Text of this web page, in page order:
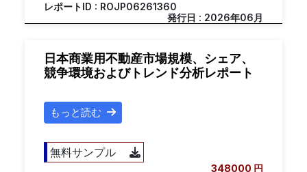
レポートID : ROJP06261360
発行日 : 2026年06月
日本商業用不動産市場規模、シェア、
競争環境およびトレンド分析レポート
もっと読む
無料サンプル
348000 円